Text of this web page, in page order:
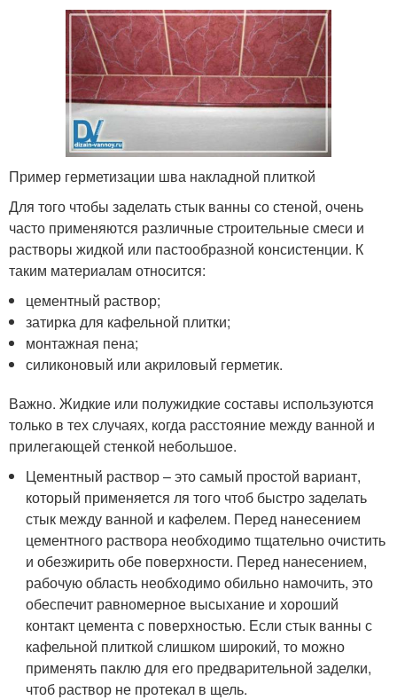
Пример герметизации шва накладной плиткой
Для того чтобы заделать стык ванны со стеной, очень
часто применяются различные строительные смеси и
растворы жидкой или пастообразной консистенции. К
таким материалам относится:
цементный раствор;
затирка для кафельной плитки;
монтажная пена;
силиконовый или акриловый герметик.
Важно. Жидкие или полужидкие составы используются
только в тех случаях, когда расстояние между ванной и
прилегающей стенкой небольшое.
Цементный раствор – это самый простой вариант,
который применяется ля того чтоб быстро заделать
стык между ванной и кафелем. Перед нанесением
цементного раствора необходимо тщательно очистить
и обезжирить обе поверхности. Перед нанесением,
рабочую область необходимо обильно намочить, это
обеспечит равномерное высыхание и хороший
контакт цемента с поверхностью. Если стык ванны с
кафельной плиткой слишком широкий, то можно
применять паклю для его предварительной заделки,
чтоб раствор не протекал в щель.